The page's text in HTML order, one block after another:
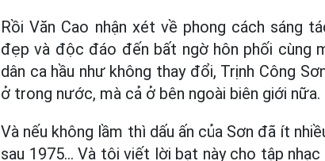
Rồi Văn Cao nhận xét về phong cách sáng
đẹp và độc đáo đến bất ngờ hôn phối
dân ca hầu như không thay đổi, Trịnh Công
ở trong nước, mà cả ở bên ngoài biên giới nữa.
Và nếu không lầm thì dấu ấn của Sơn đã ít
sau 1975... Và tôi viết lời bạt này cho tập